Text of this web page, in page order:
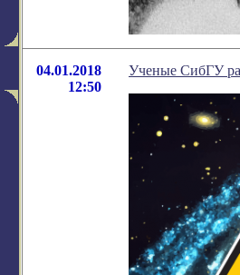
04.01.2018
12:50
Ученые СибГУ